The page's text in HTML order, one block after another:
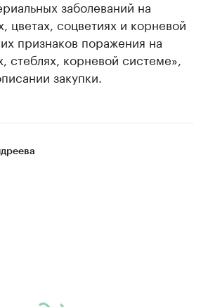
заболеваний на
цветах, соцветиях и корневой
признаков поражения на
стеблях, корневой системе»,
закупки.